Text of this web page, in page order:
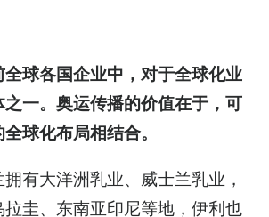
球各国企业中，对于全球化业
一。奥运传播的价值在于，可
球化布局相结合。
有大洋洲乳业、威士兰乳业，
圭、东南亚印尼等地，伊利也